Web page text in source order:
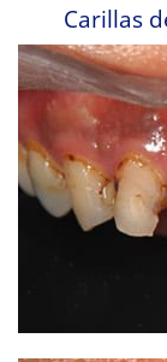
Carillas